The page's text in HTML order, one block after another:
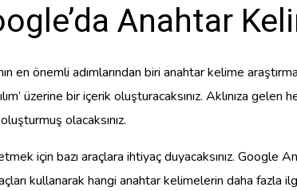
Anahtar
en önemli adımlarından biri anahtar kelime
üzerine bir içerik oluşturacaksınız. Aklınıza
olacaksınız.
için bazı araçlara ihtiyaç duyacaksınız.
kullanarak hangi anahtar kelimelerin daha